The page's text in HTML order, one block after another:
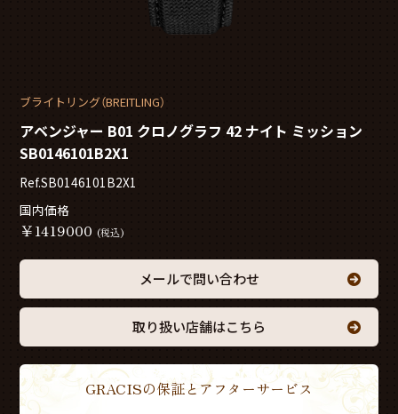
ブライトリング（BREITLING）
アベンジャー B01 クロノグラフ 42 ナイト ミッション
SB0146101B2X1
Ref.SB0146101B2X1
国内価格
￥1419000 (税込)
メールで問い合わせ
取り扱い店舗はこちら
GRACISの保証とアフターサービス